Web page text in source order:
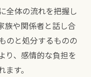
理の工夫
理作業の流れ
プション比較
理コツ
全体の流れを把握し
族や関係者と話し合
のと処分するものの
り、感情的な負担を
す。